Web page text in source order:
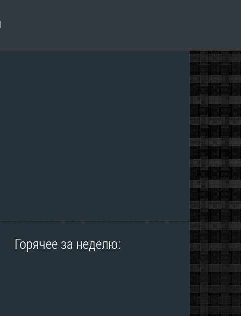
Горячее за неделю: